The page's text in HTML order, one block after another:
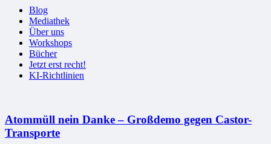
Blog
Mediathek
Über uns
Workshops
Bücher
Jetzt erst recht!
KI-Richtlinien
Atommüll nein Danke – Großdemo gegen Castor-
Transporte